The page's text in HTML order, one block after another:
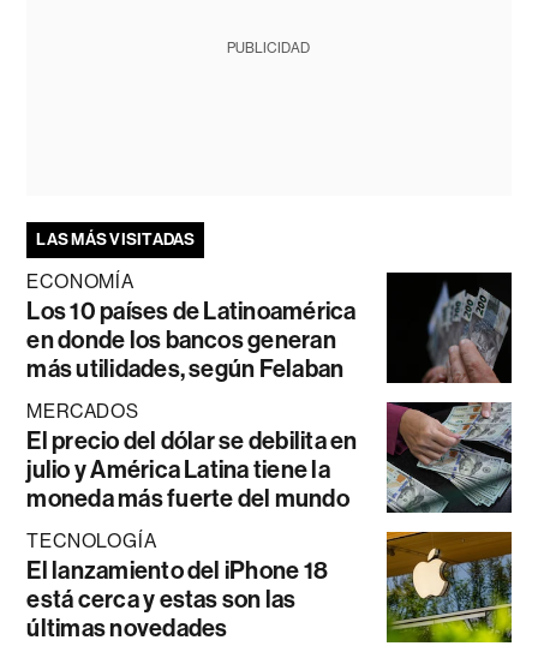
PUBLICIDAD
LAS MÁS VISITADAS
ECONOMÍA
Los 10 países de Latinoamérica
en donde los bancos generan
más utilidades, según Felaban
MERCADOS
El precio del dólar se debilita en
julio y América Latina tiene la
moneda más fuerte del mundo
TECNOLOGÍA
El lanzamiento del iPhone 18
está cerca y estas son las
últimas novedades